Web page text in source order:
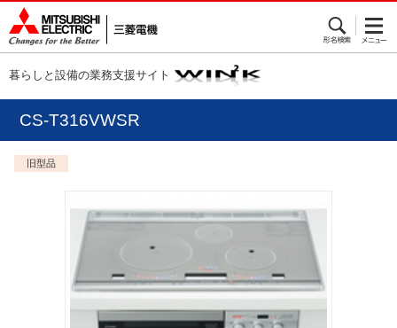
暮らしと設備の業務支援サイト
CS-T316VWSR
旧型品